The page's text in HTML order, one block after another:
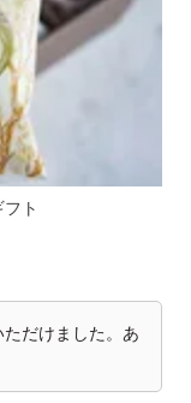
ト
だけました。あ